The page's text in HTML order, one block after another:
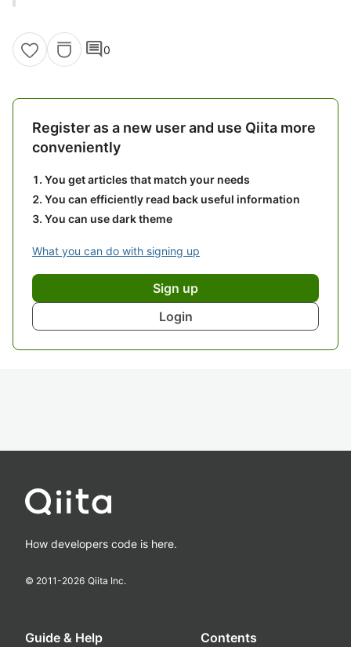
comment0
Register as a new user and use Qiita more
conveniently
You get articles that match your needs
You can efficiently read back useful information
You can use dark theme
What you can do with signing up
Sign up
Login
How developers code is here.
© 2011-2026 Qiita Inc.
Guide & Help Contents